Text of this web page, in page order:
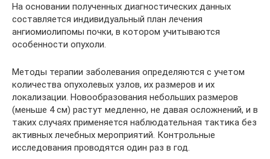
На основании полученных диагностических данных
составляется индивидуальный план лечения
ангиомиолипомы почки, в котором учитываются
особенности опухоли.
Методы терапии заболевания определяются с учетом
количества опухолевых узлов, их размеров и их
локализации. Новообразования небольших размеров
(меньше 4 см) растут медленно, не давая осложнений, и в
таких случаях применяется наблюдательная тактика без
активных лечебных мероприятий. Контрольные
исследования проводятся один раз в год.